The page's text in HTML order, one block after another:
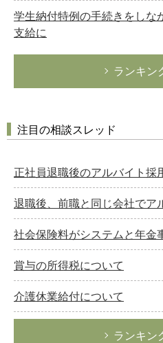
学生納付特例の手続きをしな
支給に
ランキン
注目の相談スレッド
正社員退職後のアルバイト採
退職後、前職と同じ会社でア
社会保険料がシステムと年金
賞与の所得税について
介護休業給付について
ランキン